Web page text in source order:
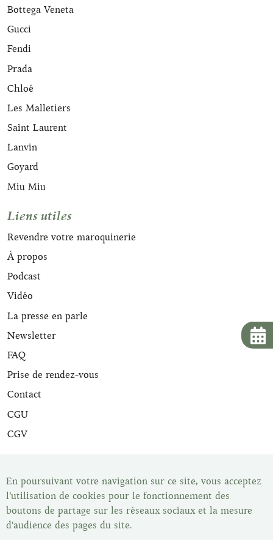
Bottega Veneta
Gucci
Fendi
Prada
Chloé
Les Malletiers
Saint Laurent
Lanvin
Goyard
Miu Miu
Liens utiles
Revendre votre maroquinerie
À propos
Podcast
Vidéo
La presse en parle
Newsletter
FAQ
Prise de rendez-vous
Contact
CGU
CGV
livrés avec leur certificat d'expertise. Une fois votre article
acheté vous disposez du délai de rétractation légal de 14
jours pour changer d'avis. Vous pouvez retrouver tous nos
articles dans notre show-room, Les Malletiers, sur
rendez-vous.
En poursuivant votre navigation sur ce site, vous acceptez
l'utilisation de cookies pour le fonctionnement des
boutons de partage sur les réseaux sociaux et la mesure
d'audience des pages du site.